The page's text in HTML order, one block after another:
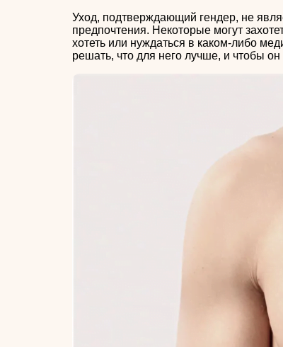
Уход, подтверждающий гендер, не
предпочтения. Некоторые могут
хотеть или нуждаться в каком-либо
решать, что для него лучше, и чтобы